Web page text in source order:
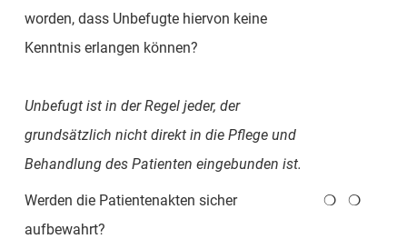
worden, dass Unbefugte hiervon keine
Kenntnis erlangen können?
Unbefugt ist in der Regel jeder, der
grundsätzlich nicht direkt in die Pflege und
Behandlung des Patienten eingebunden ist.
Werden die Patientenakten sicher
aufbewahrt?
❍ ❍